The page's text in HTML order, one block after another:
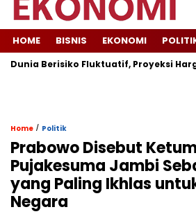
HOME BISNIS EKONOMI
Berisiko Fluktuatif, Proyeksi Harga
Home / Politik
Prabowo Disebut Ketum
Pujakesuma Jambi
yang Paling Ikhlas
Negara